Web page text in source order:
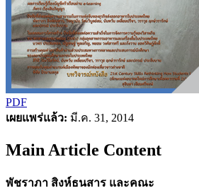
PDF
เผยแพร่แล้ว: มี.ค. 31, 2014
Main Article Content
พัชราภา สิงห์ธนสาร และคณะ